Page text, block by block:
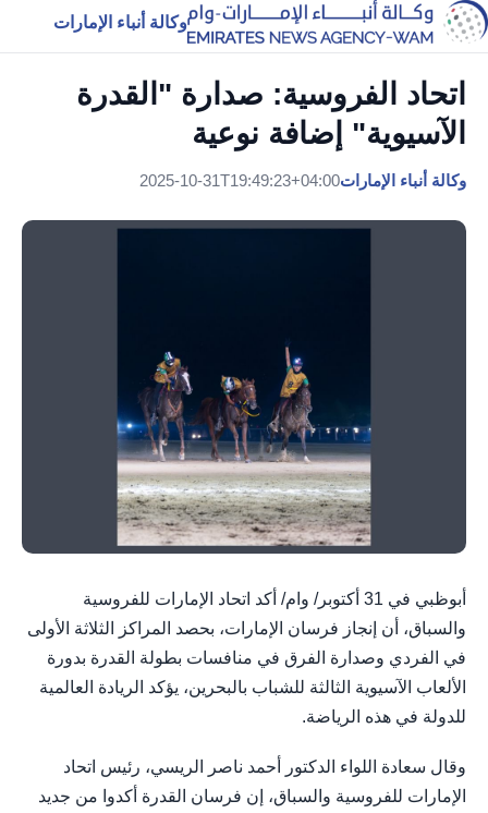
وكالة أنباء الإمارات
اتحاد الفروسية: صدارة "القدرة
الآسيوية" إضافة نوعية
وكالة أنباء الإمارات2025-10-31T19:49:23+04:00
أبوظبي في 31 أكتوبر/ وام/ أكد اتحاد الإمارات للفروسية
والسباق، أن إنجاز فرسان الإمارات، بحصد المراكز الثلاثة الأولى
في الفردي وصدارة الفرق في منافسات بطولة القدرة بدورة
الألعاب الآسيوية الثالثة للشباب بالبحرين، يؤكد الريادة العالمية
للدولة في هذه الرياضة.
وقال سعادة اللواء الدكتور أحمد ناصر الريسي، رئيس اتحاد
الإمارات للفروسية والسباق، إن فرسان القدرة أكدوا من جديد